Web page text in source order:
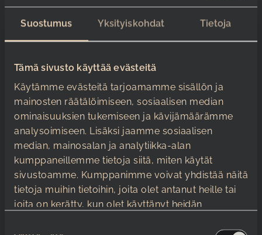
Suostumus Yksityiskohdat Tietoja
Tämä sivusto käyttää evästeitä
Käytämme evästeitä tarjoamamme sisällön ja
mainosten räätälöimiseen, sosiaalisen median
ominaisuuksien tukemiseen ja kävijämäärämme
analysoimiseen. Lisäksi jaamme sosiaalisen
median, mainosalan ja analytiikka-alan
kumppaneillemme tietoja siitä, miten käytät
sivustoamme. Kumppanimme voivat yhdistää näitä
tietoja muihin tietoihin, joita olet antanut heille tai
joita on kerätty, kun olet käyttänyt heidän
iltatunnelmaa. Mikäli konsertti alkaa myöhään,
voidaan järjestää kevyt välipala ennen esityksen
Millaisia konsertteja
ja viihdeohjelmaa
Satama Areenalla
järjestetään
Satama Areenalla järjestetään monipuolista
konserttiohjelmistoa, joka soveltuu erilaisille
yrityksille ja ryhmille. S-salissa toteutuvat
akustiset keikat, stand up -esitykset ja
tunnelmalliset klubikeikat tarjoavat intiimin